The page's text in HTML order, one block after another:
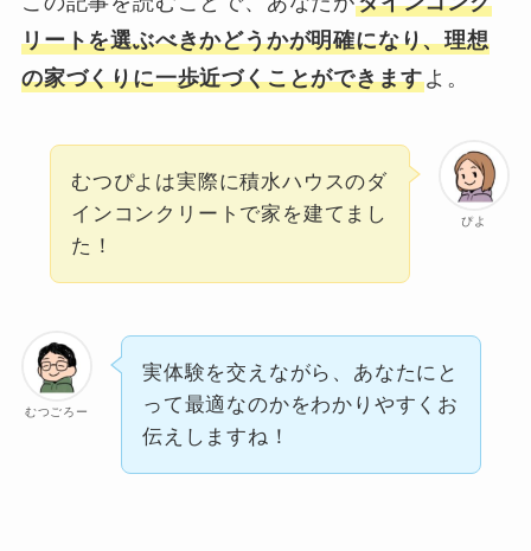
リートを選ぶべきかどうかが明確になり、理想
の家づくりに一歩近づくことができますよ。
ぴよ
むつぴよは実際に積水ハウスのダ
インコンクリートで家を建てまし
た！
むつごろー
実体験を交えながら、あなたにと
って最適なのかをわかりやすくお
伝えしますね！